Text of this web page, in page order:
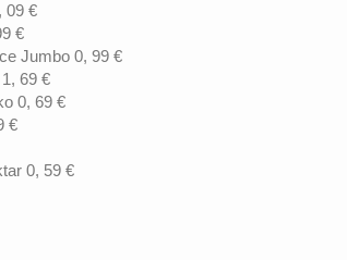
09 €
€
Jumbo 0, 99 €
69 €
0, 69 €
€
0, 59 €